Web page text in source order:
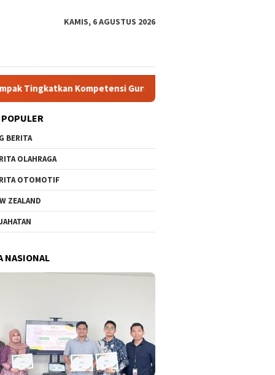
KAMIS, 6 AGUSTUS 2026
Guru PAI melalui AI dan Digital Pedagogy
BERITA
OLAHRAGA
OTOMOTIF
ZEALAND
NASIONAL